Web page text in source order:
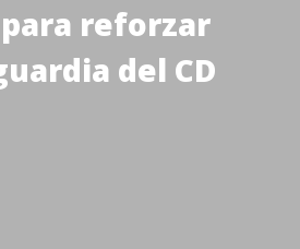
reforzar
del CD